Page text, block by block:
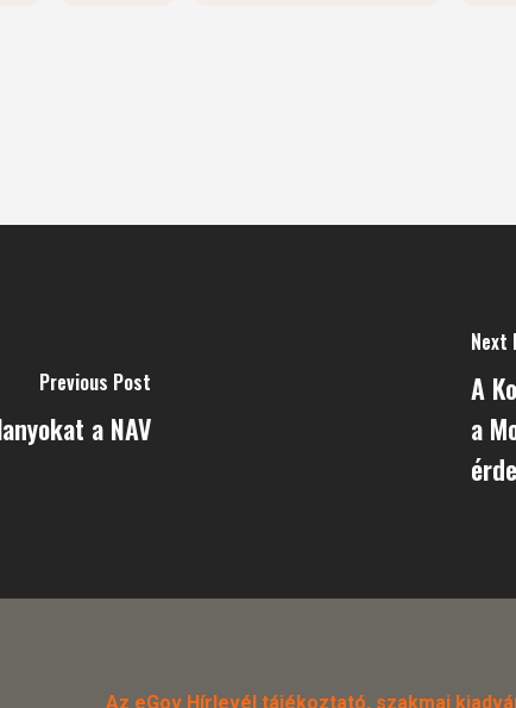
Previous Post
a NAV
Next
A
a
Az eGov Hírlevél tájékoztató, szakmai